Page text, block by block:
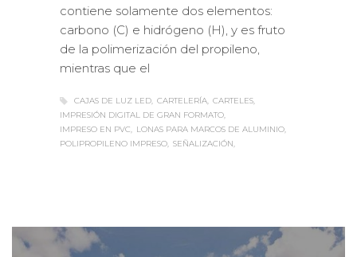
contiene solamente dos elementos:
carbono (C) e hidrógeno (H), y es fruto
de la polimerización del propileno,
mientras que el
CAJAS DE LUZ LED CARTELERÍA CARTELES
IMPRESIÓN DIGITAL DE GRAN FORMATO
IMPRESO EN PVC
LONAS PARA MARCOS DE ALUMINIO
POLIPROPILENO IMPRESO SEÑALIZACIÓN